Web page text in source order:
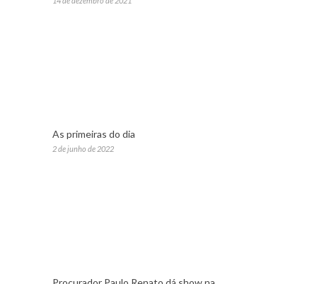
As primeiras do dia
2 de junho de 2022